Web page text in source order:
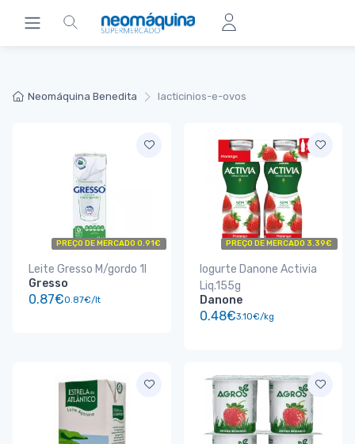
Neomáquina Benedita lacticinios-e-ovos
PREÇO DE MERCADO 0.91€
Leite Gresso M/gordo 1l
Gresso
0.87€0.87€/lt
PREÇO DE MERCADO 3.39€
Iogurte Danone Activia
Liq.155g
Danone
0.48€3.10€/kg